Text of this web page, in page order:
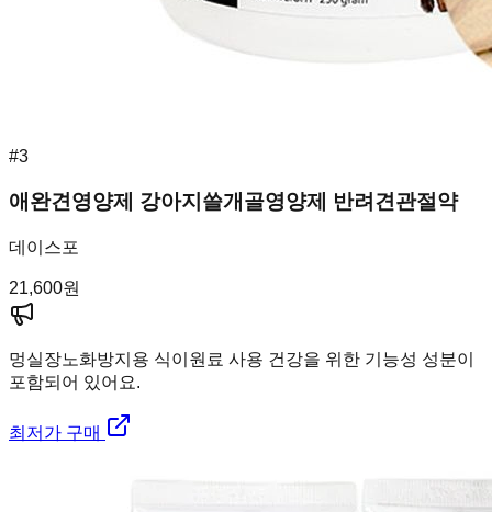
#3
애완견영양제 강아지쓸개골영양제 반려견관절약
데이스포
21,600원
멍실장노화방지용 식이원료 사용 건강을 위한 기능성 성분이
포함되어 있어요.
최저가 구매